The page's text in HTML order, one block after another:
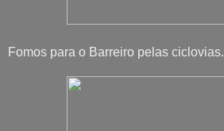
Fomos para o Barreiro pelas ciclovias.